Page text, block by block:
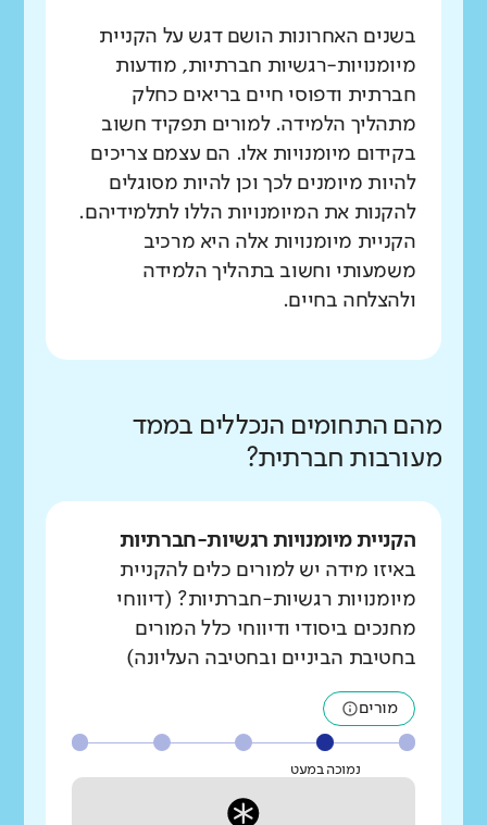
בשנים האחרונות הושם דגש על הקניית
מיומנויות-רגשיות חברתיות, מודעות
חברתית ודפוסי חיים בריאים כחלק
מתהליך הלמידה. למורים תפקיד חשוב
בקידום מיומנויות אלו. הם עצמם צריכים
להיות מיומנים לכך וכן להיות מסוגלים
להקנות את המיומנויות הללו לתלמידיהם.
הקניית מיומנויות אלה היא מרכיב
משמעותי וחשוב בתהליך הלמידה
ולהצלחה בחיים.
מהם התחומים הנכללים בממד
מעורבות חברתית?
הקניית מיומנויות רגשיות-חברתיות
באיזו מידה יש למורים כלים להקניית
מיומנויות רגשיות-חברתיות? (דיווחי
מחנכים ביסודי ודיווחי כלל המורים
בחטיבת הביניים ובחטיבה העליונה)
מורים
נמוכה במעט